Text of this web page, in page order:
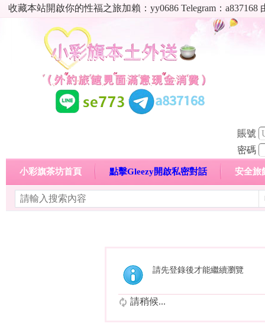
收藏本站開啟你的性福之旅加賴：yy0686 Telegram：
賬號
密碼
小彩旗茶坊首頁 點擊Gleezy開啟私密對話 安全旅
請先登錄後才能繼續瀏覽
請稍候...